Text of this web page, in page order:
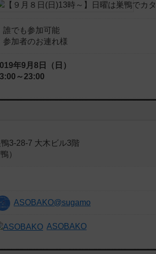
誰でも参加可能
参加者のお連れ様
年9月8日（日）
～23:00
3-28-7 大木ビル3階
）
ASOBAKO@sugamo
ASOBAKO